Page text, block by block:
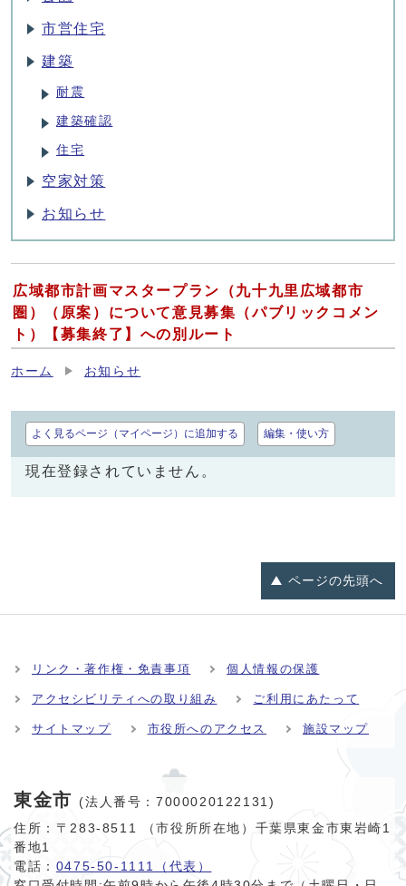
市営住宅
建築
耐震
建築確認
住宅
空家対策
お知らせ
広域都市計画マスタープラン（九十九里広域都市
圏）（原案）について意見募集（パブリックコメン
ト）【募集終了】への別ルート
ホーム お知らせ
よく見るページ（マイページ）に追加する 編集・使い方
現在登録されていません。
ページの先頭へ
リンク・著作権・免責事項 個人情報の保護
アクセシビリティへの取り組み ご利用にあたって
サイトマップ 市役所へのアクセス 施設マップ
東金市
(法人番号：7000020122131)
住所：〒283-8511 （市役所所在地）千葉県東金市東岩崎1
番地1
電話： 0475-50-1111（代表）